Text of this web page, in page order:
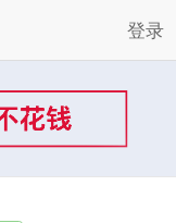
登录